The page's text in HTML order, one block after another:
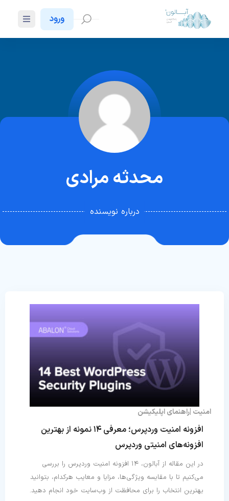
ورود
محدثه مرادی
درباره نویسنده
افزونه امنیت وردپرس؛ معرفی ۱۴ نمونه از بهترین
افزونه‌‌های امنیتی وردپرس
در این مقاله از آبالون، ۱۴ افزونه امنیت وردپرس را بررسی
می‌کنیم تا با مقایسه ویژگی‌ها، مزایا و معایب هرکدام، بتوانید
بهترین انتخاب را برای محافظت از وب‌سایت خود انجام دهید.
امنیت راهنمای اپلیکیشن